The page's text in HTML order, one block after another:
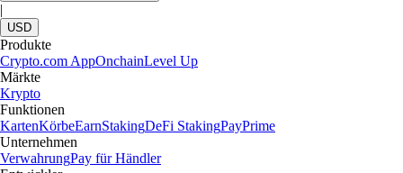
|
USD
Produkte
Crypto.com AppOnchainLevel Up
Märkte
Krypto
Funktionen
KartenKörbeEarnStakingDeFi StakingPayPrime
Unternehmen
VerwahrungPay für Händler